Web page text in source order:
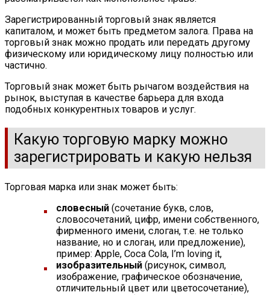
Зарегистрированный торговый знак является
капиталом, и может быть предметом залога. Права на
торговый знак можно продать или передать другому
физическому или юридическому лицу полностью или
частично.
Торговый знак может быть рычагом воздействия на
рынок, выступая в качестве барьера для входа
подобных конкурентных товаров и услуг.
Какую торговую марку можно
зарегистрировать и какую нельзя
Торговая марка или знак может быть:
словесный(сочетание букв, слов,
словосочетаний, цифр, имени собственного,
фирменного имени, слоган, т.е. не только
название, но и слоган, или предложение),
пример: Apple, Coca Cola, I’m loving it,
изобразительный(рисунок, символ,
изображение, графическое обозначение,
отличительный цвет или цветосочетание),